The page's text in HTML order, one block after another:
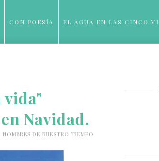
CON POESÍA EL AGUA EN LAS CINCO
Navidad.
NOMBRES DE NUESTRO TIEMPO